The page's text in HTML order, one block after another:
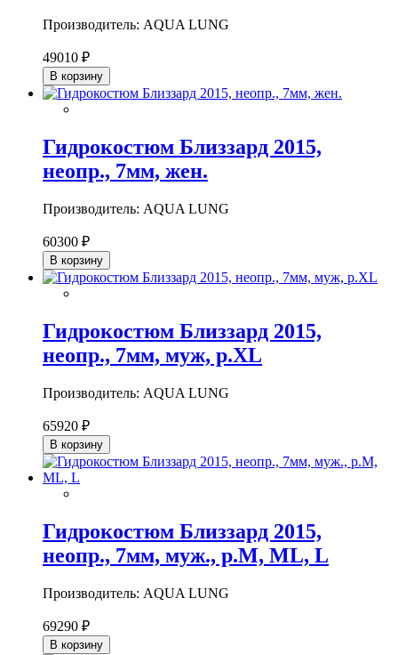
Производитель: AQUA LUNG
49010 ₽
В корзину
Гидрокостюм Близзард 2015,
неопр., 7мм, жен.
Производитель: AQUA LUNG
60300 ₽
В корзину
Гидрокостюм Близзард 2015,
неопр., 7мм, муж, р.XL
Производитель: AQUA LUNG
65920 ₽
В корзину
Гидрокостюм Близзард 2015,
неопр., 7мм, муж., р.M, ML, L
Производитель: AQUA LUNG
69290 ₽
В корзину